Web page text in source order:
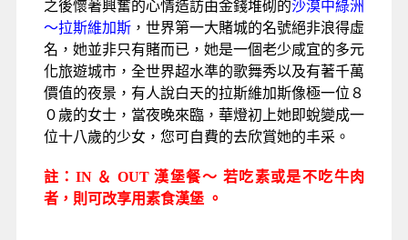
住宿：Sahara或Treasure Island或 Planet Hollywood
或同等級
今天的行程將是另一波高潮，我們將前往 世界第一
大賭城～拉斯維加斯賭場，途中我們將造訪
OUTLET SHOPPING MALL。而OUTLET AT
或缺的瞎拼點，各式的名牌貨，便宜的價格，希望
您亦能找到您要的寶物。